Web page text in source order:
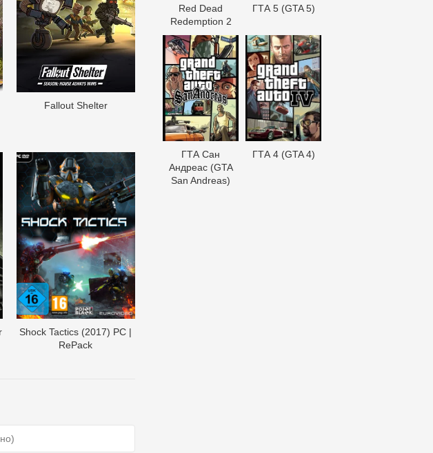
Fallout Shelter
Shock Tactics (2017) PC |
RePack
Red Dead
Redеmption 2
ГТА 5 (GTA 5)
ГТА Сан
Андреас (GTA
San Andreas)
ГТА 4 (GTA 4)